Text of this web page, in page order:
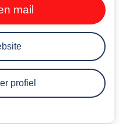
mail
profiel